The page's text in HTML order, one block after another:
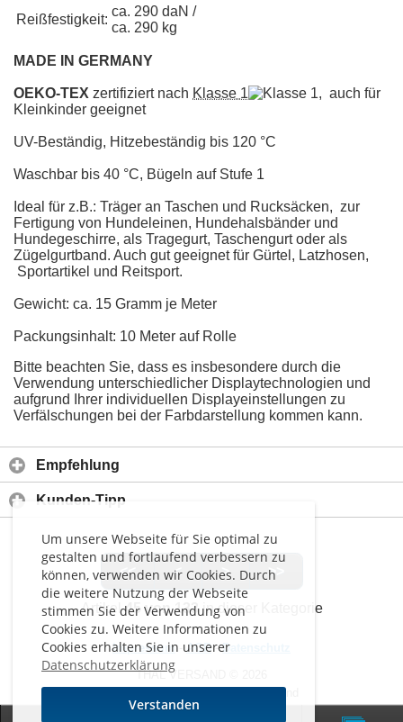
Um unsere Webseite für Sie optimal zu
gestalten und fortlaufend verbessern zu
können, verwenden wir Cookies. Durch
die weitere Nutzung der Webseite
stimmen Sie der Verwendung von
Cookies zu. Weitere Informationen zu
Cookies erhalten Sie in unserer
Datenschutzerklärung
Verstanden
Reißfestigkeit:
ca. 290 daN /
ca. 290 kg
MADE IN GERMANY
OEKO-TEX zertifiziert nach Klasse 1
, auch für
Kleinkinder geeignet
UV-Beständig, Hitzebeständig bis 120 °C
Waschbar bis 40 °C, Bügeln auf Stufe 1
Ideal für z.B.: Träger an Taschen und Rucksäcken, zur
Fertigung von Hundeleinen, Hundehalsbänder und
Hundegeschirre, als Tragegurt, Taschengurt oder als
Zügelgurtband. Auch gut geeignet für Gürtel, Latzhosen,
Sportartikel und Reitsport.
Gewicht: ca. 15 Gramm je Meter
Packungsinhalt: 10 Meter auf Rolle
Bitte beachten Sie, dass es insbesondere durch die
Verwendung unterschiedlicher Displaytechnologien und
aufgrund Ihrer individuellen Displayeinstellungen zu
Verfälschungen bei der Farbdarstellung kommen kann.
Empfehlung
Kunden-Tipp
<< < > >>
Artikel45 von 133in dieser Kategorie
Impressum-AGB-Datenschutz
THAL VERSAND © 2026
Alle Preise inkl. MwSt. zzgl. Versand